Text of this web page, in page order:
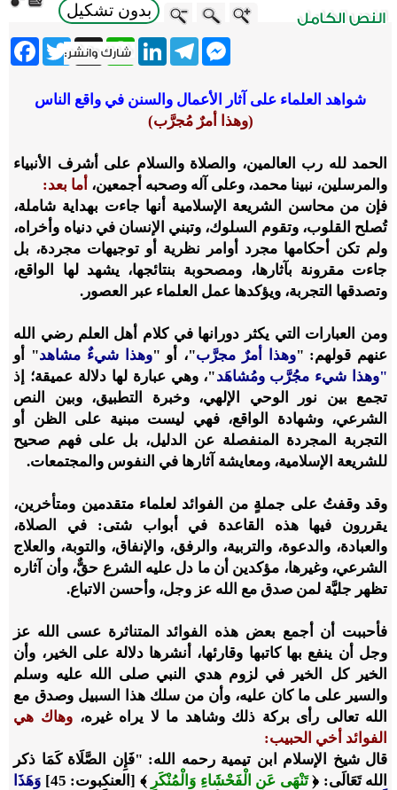
بدون تشكيل
Twitter X
WhatsApp
LinkedInTelegram
Messenger
شواهد العلماء على آثار الأعمال والسنن في واقع الناس
(وهذا أمرٌ مُجرَّب)
الحمد لله رب العالمين، والصلاة والسلام على أشرف الأنبياء
والمرسلين، نبينا محمد، وعلى آله وصحبه أجمعين، أما بعد:
فإن من محاسن الشريعة الإسلامية أنها جاءت بهداية شاملة،
تُصلح القلوب، وتقوم السلوك، وتبني الإنسان في دنياه وأخراه،
ولم تكن أحكامها مجرد أوامر نظرية أو توجيهات مجردة، بل
جاءت مقرونة بآثارها، ومصحوبة بنتائجها، يشهد لها الواقع،
وتصدقها التجربة، ويؤكدها عمل العلماء عبر العصور.
ومن العبارات التي يكثر دورانها في كلام أهل العلم رضي الله
عنهم قولهم: "وهذا أمرٌ مجرَّب"، أو "وهذا شيءٌ مشاهد" أو
‌"وهذا ‌شيء ‌مجُرَّب ومُشاهَد"، وهي عبارة لها دلالة عميقة؛ إذ
تجمع بين نور الوحي الإلهي، وخبرة التطبيق، وبين النص
الشرعي، وشهادة الواقع، فهي ليست مبنية على الظن أو
التجربة المجردة المنفصلة عن الدليل، بل على فهم صحيح
للشريعة الإسلامية، ومعايشة آثارها في النفوس والمجتمعات.
وقد وقفتُ على جملةٍ من الفوائد لعلماء متقدمين ومتأخرين،
يقررون فيها هذه القاعدة في أبواب شتى: في الصلاة،
والعبادة، والدعوة، والتربية، والرفق، والإنفاق، والتوبة، والعلاج
الشرعي، وغيرها، مؤكدين أن ما دل عليه الشرع حقٌّ، وأن آثاره
تظهر جليَّة لمن صدق مع الله عز وجل، وأحسن الاتباع.
فأحببت أن أجمع بعض هذه الفوائد المتناثرة عسى الله عز
وجل أن ينفع بها كاتبها وقارئها، أنشرها دلالة على الخير، وأن
الخير كل الخير في لزوم هدي النبي صلى الله عليه وسلم
والسير على ما كان عليه، وأن من سلك هذا السبيل وصدق مع
الله تعالى رأى بركة ذلك وشاهد ما لا يراه غيره، وهاك هي
الفوائد أخي الحبيب:
قال شيخ الإسلام ابن تيمية رحمه الله: "فَإِن الصَّلَاة كَمَا ذكر
الله تَعَالَى: ﴿تَنْهَى عَنِ الْفَحْشَاءِ وَالْمُنْكَرِ ﴾ [العنكبوت: 45]
‌وَهَذَا